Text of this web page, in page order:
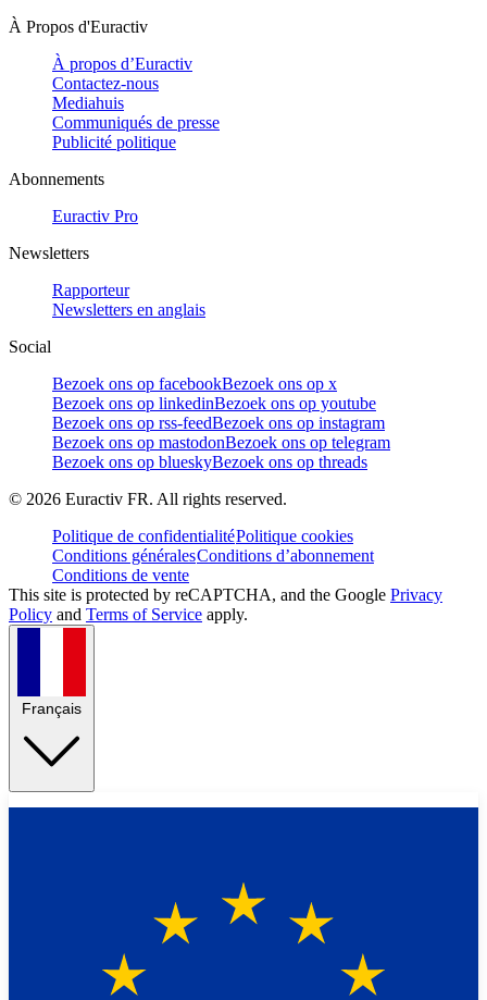
À Propos d'Euractiv
À propos d’Euractiv
Contactez-nous
Mediahuis
Communiqués de presse
Publicité politique
Abonnements
Euractiv Pro
Newsletters
Rapporteur
Newsletters en anglais
Social
Bezoek ons op facebookBezoek ons op x
Bezoek ons op linkedinBezoek ons op youtube
Bezoek ons op rss-feedBezoek ons op instagram
Bezoek ons op mastodonBezoek ons op telegram
Bezoek ons op blueskyBezoek ons op threads
© 2026 Euractiv FR. All rights reserved.
Politique de confidentialitéPolitique cookies
Conditions généralesConditions d’abonnement
Conditions de vente
This site is protected by reCAPTCHA, and the Google Privacy
Policy and Terms of Service apply.
Français